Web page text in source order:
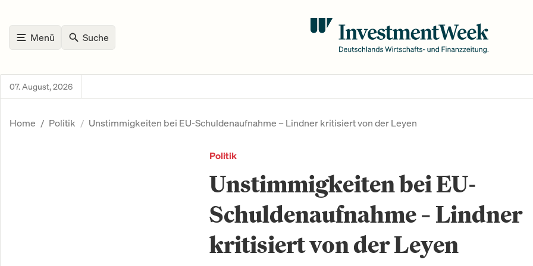
Menü Suche
07. August, 2026
Home Politik Unstimmigkeiten bei EU-Schuldenaufnahme – Lindner kritisiert von der Leyen
Politik
Unstimmigkeiten bei EU-
Schuldenaufnahme – Lindner
kritisiert von der Leyen